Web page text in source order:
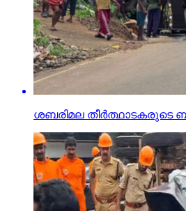
ശബരിമല തീര്‍ത്ഥാടകരുടെ